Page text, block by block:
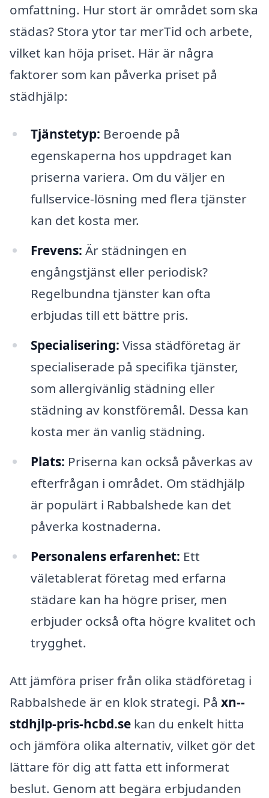
omfattning. Hur stort är området som ska
städas? Stora ytor tar merTid och arbete,
vilket kan höja priset. Här är några
faktorer som kan påverka priset på
städhjälp:
Tjänstetyp: Beroende på
egenskaperna hos uppdraget kan
priserna variera. Om du väljer en
fullservice-lösning med flera tjänster
kan det kosta mer.
Frevens: Är städningen en
engångstjänst eller periodisk?
Regelbundna tjänster kan ofta
erbjudas till ett bättre pris.
Specialisering: Vissa städföretag är
specialiserade på specifika tjänster,
som allergivänlig städning eller
städning av konstföremål. Dessa kan
kosta mer än vanlig städning.
Plats: Priserna kan också påverkas av
efterfrågan i området. Om städhjälp
är populärt i Rabbalshede kan det
påverka kostnaderna.
Personalens erfarenhet: Ett
väletablerat företag med erfarna
städare kan ha högre priser, men
erbjuder också ofta högre kvalitet och
trygghet.
Att jämföra priser från olika städföretag i
Rabbalshede är en klok strategi. På xn--
stdhjlp-pris-hcbd.se kan du enkelt hitta
och jämföra olika alternativ, vilket gör det
lättare för dig att fatta ett informerat
beslut. Genom att begära erbjudanden